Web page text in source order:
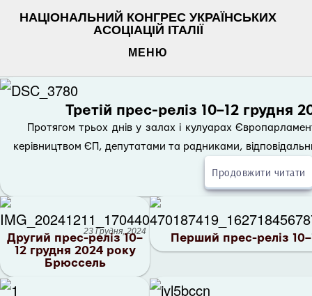
НАЦІОНАЛЬНИЙ КОНГРЕС УКРАЇНСЬКИХ
АСОЦІАЦІЙ ІТАЛІЇ
МЕНЮ
Третій прес-реліз 10–12 грудня
Протягом трьох днів у залах і кулуарах
керівництвом ЄП, депутатами та радниками,
Продовжити читати
23 Грудня, 2024
Другий прес-реліз 10–
12 грудня 2024 року
Брюссель
Перший прес-реліз